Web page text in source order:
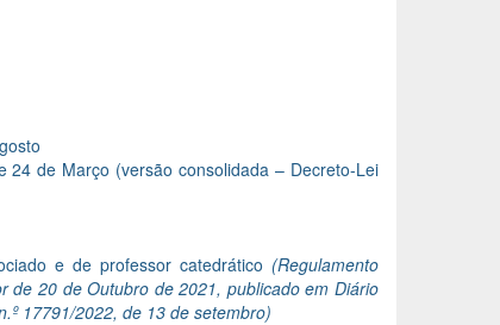
24 de Março (versão consolidada – Decreto-Lei
e de professor catedrático (Regulamento
de 20 de Outubro de 2021, publicado em Diário
17791/2022, de 13 de setembro)